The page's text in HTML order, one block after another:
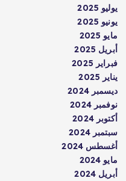
يوليو 2025
يونيو 2025
مايو 2025
أبريل 2025
فبراير 2025
يناير 2025
ديسمبر 2024
نوفمبر 2024
أكتوبر 2024
سبتمبر 2024
أغسطس 2024
مايو 2024
أبريل 2024